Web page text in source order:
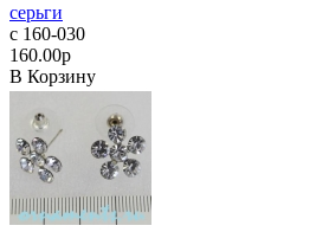
серьги
с 160-030
160.00р
В Корзину